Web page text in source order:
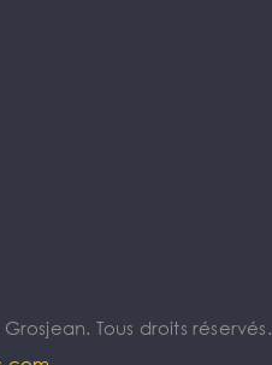
Tous droits réservés.